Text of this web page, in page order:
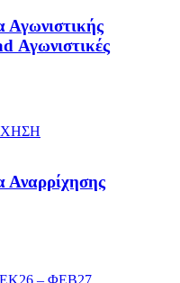
Αγωνιστικές
Αναρρίχησης